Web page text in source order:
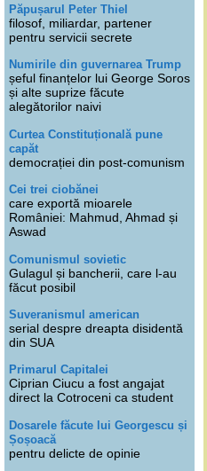
Păpușarul Peter Thiel
filosof, miliardar, partener
pentru servicii secrete
Numirile din guvernarea Trump
șeful finanțelor lui George Soros
și alte suprize făcute
alegătorilor naivi
Curtea Constituțională pune
capăt
democrației din post-comunism
Cei trei ciobănei
care exportă mioarele
României: Mahmud, Ahmad și
Aswad
Comunismul sovietic
Gulagul și bancherii, care l-au
făcut posibil
Suveranismul american
serial despre dreapta disidentă
din SUA
Primarul Capitalei
Ciprian Ciucu a fost angajat
direct la Cotroceni ca student
Dosarele făcute lui Georgescu și
Șoșoacă
pentru delicte de opinie